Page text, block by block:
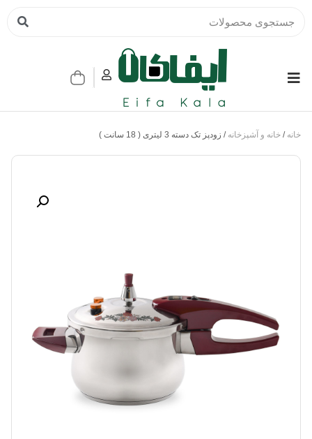
خانه / خانه و آشپزخانه / زودپز تک دسته 3 لیتری ( 18 سانت )